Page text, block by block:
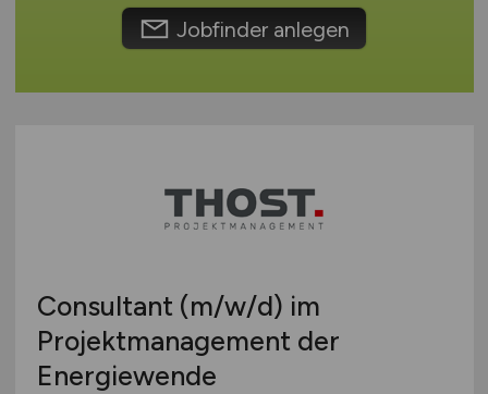
International
Jobfinder anlegen
Consultant (m/w/d) im
Projektmanagement der
Energiewende